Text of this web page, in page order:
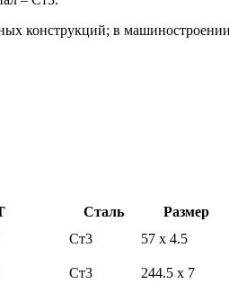
конструкций; в машиностроении
Сталь Размер
Ст3 57 x 4.5
Ст3 244.5 x 7